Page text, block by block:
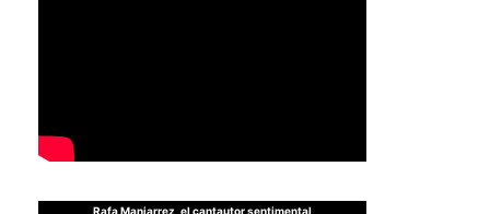
Rafa Manjarrez, el cantautor sentimental